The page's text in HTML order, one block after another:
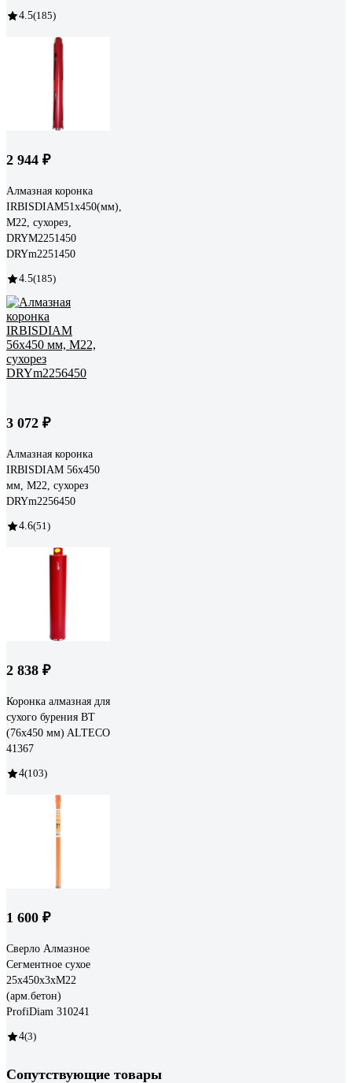
4.5(185)
2 944 ₽
Алмазная коронка
IRBISDIAM51x450(мм),
М22, сухорез,
DRYМ2251450
DRYm2251450
4.5(185)
3 072 ₽
Алмазная коронка
IRBISDIAM 56x450
мм, М22, сухорез
DRYm2256450
4.6(51)
2 838 ₽
Коронка алмазная для
сухого бурения BT
(76х450 мм) ALTECO
41367
4(103)
1 600 ₽
Сверло Алмазное
Сегментное сухое
25x450x3хM22
(арм.бетон)
ProfiDiam 310241
4(3)
Сопутствующие товары